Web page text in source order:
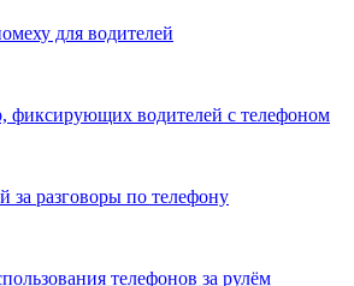
для водителей
фиксирующих водителей с телефоном
разговоры по телефону
телефонов за рулём